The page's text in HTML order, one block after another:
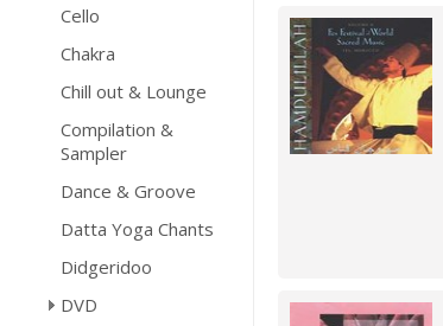
Cello
Chakra
Chill out & Lounge
Compilation &
Sampler
Dance & Groove
Datta Yoga Chants
Didgeridoo
DVD